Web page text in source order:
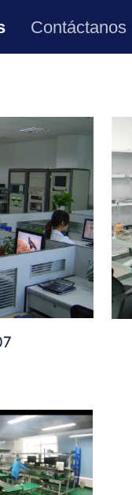
Contáctanos